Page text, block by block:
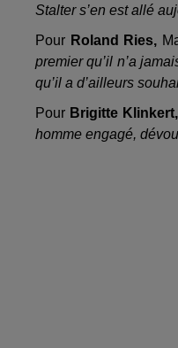
Stalter s’en est allé
Pour Roland Ries,
premier qu’il n’a
qu’il a d’ailleurs
Pour Brigitte Klinkert,
homme engagé,